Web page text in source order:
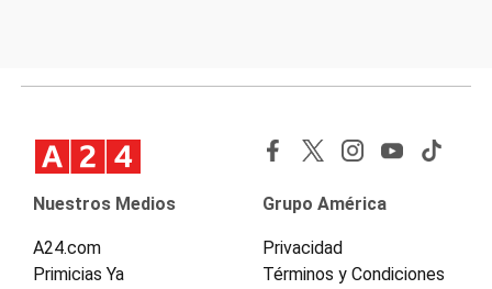
Nuestros Medios
A24.com
Primicias Ya
Grupo América
Privacidad
Términos y Condiciones